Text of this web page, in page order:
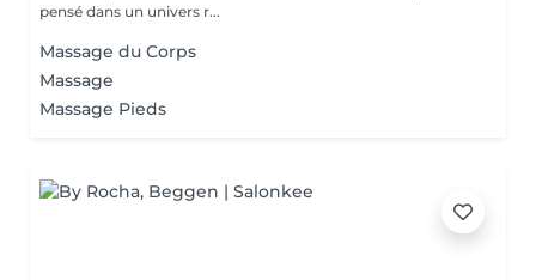
pensé dans un univers r...
Massage du Corps
Massage
Massage Pieds